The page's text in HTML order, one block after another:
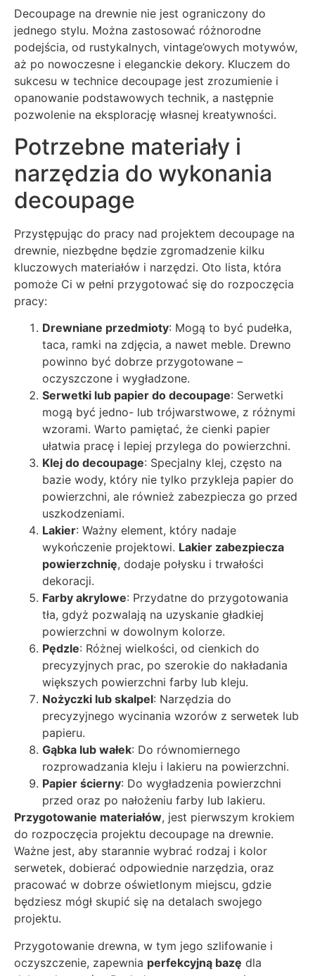
Decoupage na drewnie nie jest ograniczony do
jednego stylu. Można zastosować różnorodne
podejścia, od rustykalnych, vintage’owych motywów,
aż po nowoczesne i eleganckie dekory. Kluczem do
sukcesu w technice decoupage jest zrozumienie i
opanowanie podstawowych technik, a następnie
pozwolenie na eksplorację własnej kreatywności.
Potrzebne materiały i
narzędzia do wykonania
decoupage
Przystępując do pracy nad projektem decoupage na
drewnie, niezbędne będzie zgromadzenie kilku
kluczowych materiałów i narzędzi. Oto lista, która
pomoże Ci w pełni przygotować się do rozpoczęcia
pracy:
Drewniane przedmioty: Mogą to być pudełka,
taca, ramki na zdjęcia, a nawet meble. Drewno
powinno być dobrze przygotowane –
oczyszczone i wygładzone.
Serwetki lub papier do decoupage: Serwetki
mogą być jedno- lub trójwarstwowe, z różnymi
wzorami. Warto pamiętać, że cienki papier
ułatwia pracę i lepiej przylega do powierzchni.
Klej do decoupage: Specjalny klej, często na
bazie wody, który nie tylko przykleja papier do
powierzchni, ale również zabezpiecza go przed
uszkodzeniami.
Lakier: Ważny element, który nadaje
wykończenie projektowi. Lakier zabezpiecza
powierzchnię, dodaje połysku i trwałości
dekoracji.
Farby akrylowe: Przydatne do przygotowania
tła, gdyż pozwalają na uzyskanie gładkiej
powierzchni w dowolnym kolorze.
Pędzle: Różnej wielkości, od cienkich do
precyzyjnych prac, po szerokie do nakładania
większych powierzchni farby lub kleju.
Nożyczki lub skalpel: Narzędzia do
precyzyjnego wycinania wzorów z serwetek lub
papieru.
Gąbka lub wałek: Do równomiernego
rozprowadzania kleju i lakieru na powierzchni.
Papier ścierny: Do wygładzenia powierzchni
przed oraz po nałożeniu farby lub lakieru.
Przygotowanie materiałów, jest pierwszym krokiem
do rozpoczęcia projektu decoupage na drewnie.
Ważne jest, aby starannie wybrać rodzaj i kolor
serwetek, dobierać odpowiednie narzędzia, oraz
pracować w dobrze oświetlonym miejscu, gdzie
będziesz mógł skupić się na detalach swojego
projektu.
Przygotowanie drewna, w tym jego szlifowanie i
oczyszczenie, zapewnia perfekcyjną bazę dla